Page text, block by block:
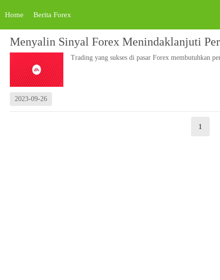
Home Berita Forex
Menyalin Sinyal Forex Menindaklanjuti
Trading yang sukses di pasar Forex membutuhkan
2023-09-26
1